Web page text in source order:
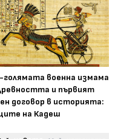
голямата военна измама
и първият
договор в историята:
на Кадеш